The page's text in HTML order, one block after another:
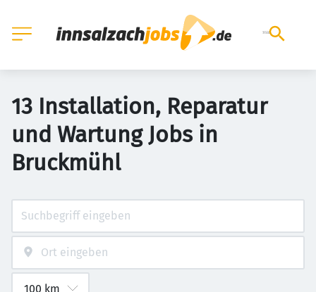
13 Installation, Reparatur
und Wartung Jobs in
Bruckmühl